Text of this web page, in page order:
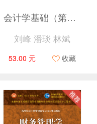
会计学基础（第五版）
刘峰 潘琰 林斌
53.00 元 收藏